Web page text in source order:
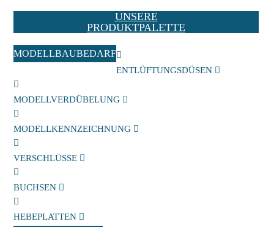
UNSERE
PRODUKTPALETTE
MODELLBAUBEDARF
ENTLÜFTUNGSDÜSEN
MODELLVERDÜBELUNG
MODELLKENNZEICHNUNG
VERSCHLÜSSE
BUCHSEN
HEBEPLATTEN